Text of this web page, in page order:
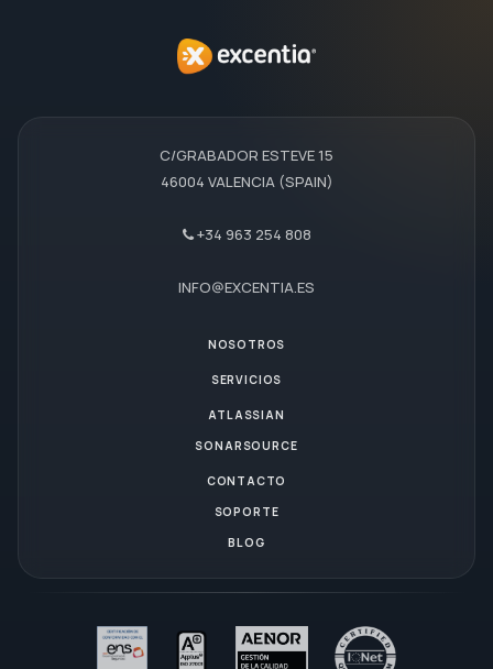
C/GRABADOR ESTEVE 15
46004 VALENCIA (SPAIN)
+34 963 254 808
INFO@EXCENTIA.ES
NOSOTROS
SERVICIOS
ATLASSIAN
SONARSOURCE
CONTACTO
SOPORTE
BLOG